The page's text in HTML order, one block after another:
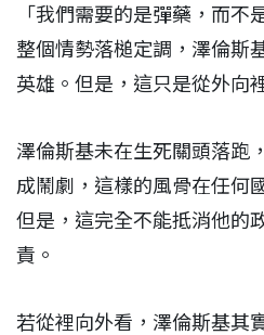
「我們需要的是彈藥，而不
整個情勢落槌定調，澤倫斯
英雄。但是，這只是從外向
澤倫斯基未在生死關頭落跑
成鬧劇，這樣的風骨在任何
但是，這完全不能抵消他的
責。
若從裡向外看，澤倫斯基其